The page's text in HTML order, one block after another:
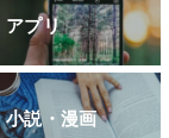
アプリ
小説・漫画